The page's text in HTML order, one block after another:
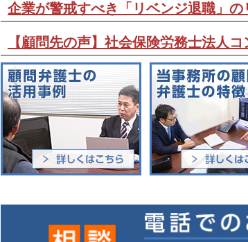
企業が警戒すべき「リベンジ退職」の
【顧問先の声】社会保険労務士法人